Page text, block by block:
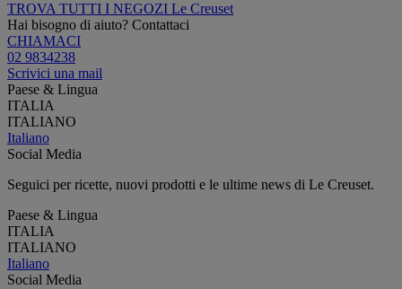
TROVA TUTTI I NEGOZI Le Creuset
Hai bisogno di aiuto? Contattaci
CHIAMACI
02 9834238
Scrivici una mail
Paese & Lingua
ITALIA
ITALIANO
Italiano
Social Media
Seguici per ricette, nuovi prodotti e le ultime news di Le Creuset.
Paese & Lingua
ITALIA
ITALIANO
Italiano
Social Media